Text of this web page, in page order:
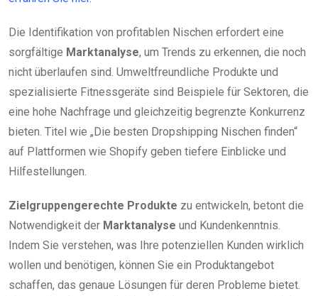
Die Identifikation von profitablen Nischen erfordert eine
sorgfältige Marktanalyse, um Trends zu erkennen, die noch
nicht überlaufen sind. Umweltfreundliche Produkte und
spezialisierte Fitnessgeräte sind Beispiele für Sektoren, die
eine hohe Nachfrage und gleichzeitig begrenzte Konkurrenz
bieten. Titel wie „Die besten Dropshipping Nischen finden“
auf Plattformen wie Shopify geben tiefere Einblicke und
Hilfestellungen.
Zielgruppengerechte Produkte zu entwickeln, betont die
Notwendigkeit der Marktanalyse und Kundenkenntnis.
Indem Sie verstehen, was Ihre potenziellen Kunden wirklich
wollen und benötigen, können Sie ein Produktangebot
schaffen, das genaue Lösungen für deren Probleme bietet.